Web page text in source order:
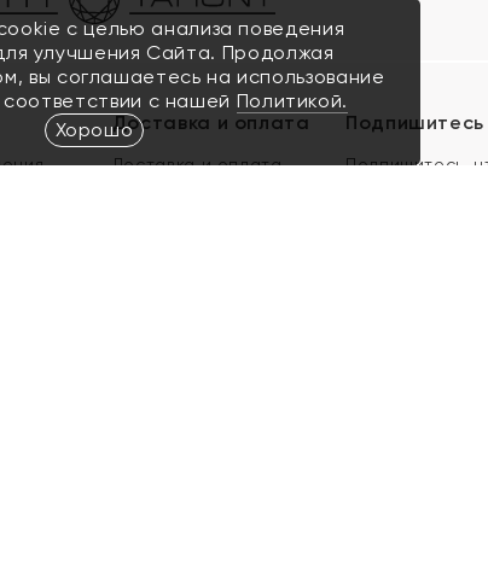
Доставка и оплата
Доставка и оплата
Подпишитесь,
с целью анализа поведения
улучшения Сайта. Продолжая
вы соглашаетесь на использование
с нашей Политикой.
Хорошо